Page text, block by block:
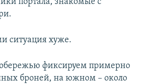
портала, знакомые с
ситуация хуже.
фиксируем примерно
броней, на южном – около